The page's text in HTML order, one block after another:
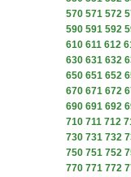
570 571 572
590 591 592
610 611 612
630 631 632
650 651 652
670 671 672
690 691 692
710 711 712
730 731 732
750 751 752
770 771 772